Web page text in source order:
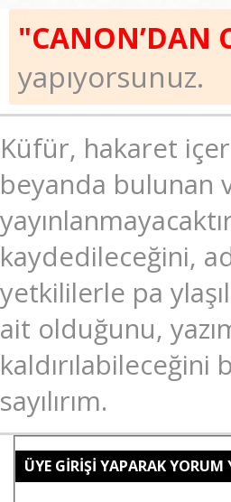
"CANON’DAN
yapıyorsunuz.
Küfür, hakaret
beyanda bulunan
kaydedileceğini,
yetkililerle pa
ait olduğunu,
sayılırım.
ÜYE GİRİŞİ YAPARAK YORUM